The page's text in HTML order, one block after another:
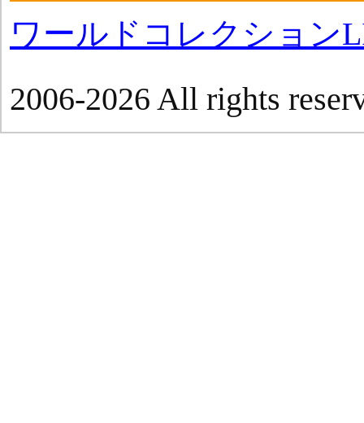
ワールドコレクション
2006-2026 All rights